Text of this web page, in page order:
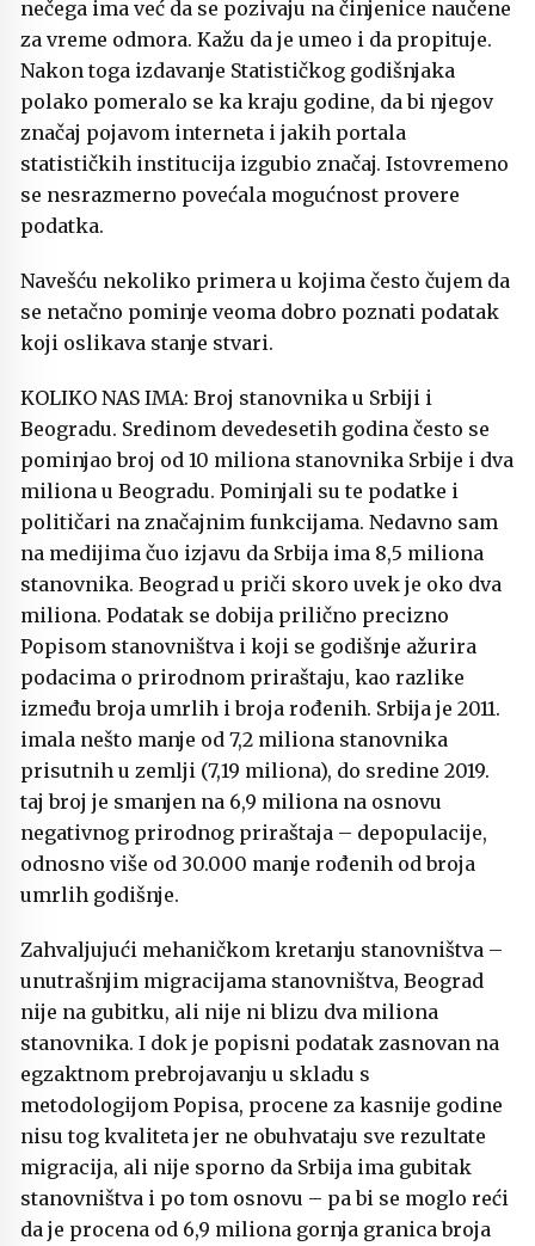
nečega ima već da se pozivaju na činjenice naučene
za vreme odmora. Kažu da je umeo i da propituje.
Nakon toga izdavanje Statističkog godišnjaka
polako pomeralo se ka kraju godine, da bi njegov
značaj pojavom interneta i jakih portala
statističkih institucija izgubio značaj. Istovremeno
se nesrazmerno povećala mogućnost provere
podatka.
Navešću nekoliko primera u kojima često čujem da
se netačno pominje veoma dobro poznati podatak
koji oslikava stanje stvari.
KOLIKO NAS IMA: Broj stanovnika u Srbiji i
Beogradu. Sredinom devedesetih godina često se
pominjao broj od 10 miliona stanovnika Srbije i dva
miliona u Beogradu. Pominjali su te podatke i
političari na značajnim funkcijama. Nedavno sam
na medijima čuo izjavu da Srbija ima 8,5 miliona
stanovnika. Beograd u priči skoro uvek je oko dva
miliona. Podatak se dobija prilično precizno
Popisom stanovništva i koji se godišnje ažurira
podacima o prirodnom priraštaju, kao razlike
između broja umrlih i broja rođenih. Srbija je 2011.
imala nešto manje od 7,2 miliona stanovnika
prisutnih u zemlji (7,19 miliona), do sredine 2019.
taj broj je smanjen na 6,9 miliona na osnovu
negativnog prirodnog priraštaja – depopulacije,
odnosno više od 30.000 manje rođenih od broja
umrlih godišnje.
Zahvaljujući mehaničkom kretanju stanovništva –
unutrašnjim migracijama stanovništva, Beograd
nije na gubitku, ali nije ni blizu dva miliona
stanovnika. I dok je popisni podatak zasnovan na
egzaktnom prebrojavanju u skladu s
metodologijom Popisa, procene za kasnije godine
nisu tog kvaliteta jer ne obuhvataju sve rezultate
migracija, ali nije sporno da Srbija ima gubitak
stanovništva i po tom osnovu – pa bi se moglo reći
da je procena od 6,9 miliona gornja granica broja